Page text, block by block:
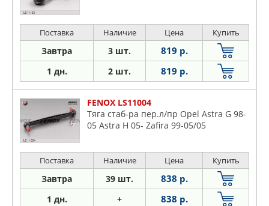
Поставка Наличие Цена Купить
Завтра 3 шт. 819 р.
1 дн. 2 шт. 819 р.
FENOX LS11004
Тяга стаб-ра пер.л/пр Opel Astra G 98-
05 Astra H 05- Zafira 99-05/05
Поставка Наличие Цена Купить
Завтра 39 шт. 838 р.
1 дн. + 838 р.